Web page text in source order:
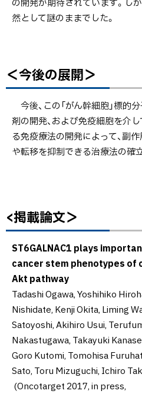
文
本
件
関
す
る
合
わ
せ
先
＞
然として謎のままでした。
ト
ッ
に
戻
る
＜今後の展開＞
今後、この「がん幹細胞」標的
剤の開発、および免疫細胞を介し
る免疫療法の開発によって、副
や転移を抑制できる治療法の確
ト
ッ
プ
に
戻
る
<掲載論文＞
ST6GALNAC1 plays
cancer stem phenotypes of
Akt pathway
Tadashi Ogawa, Yoshihiko
Nishidate, Kenji Okita, Liming
Satoyoshi, Akihiro Usui,
Nakastugawa, Takayuki
Goro Kutomi, Tomohisa
Sato, Toru Mizuguchi, Ichiro
(Oncotarget 2017, in press,